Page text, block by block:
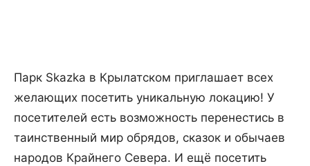
Парк Skazka в Крылатском приглашает всех
желающих посетить уникальную локацию! У
посетителей есть возможность перенестись в
таинственный мир обрядов, сказок и обычаев
народов Крайнего Севера. И ещё посетить